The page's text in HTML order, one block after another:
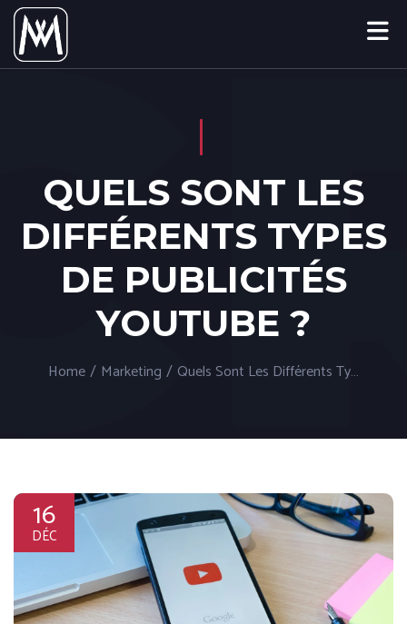
QUELS SONT LES
DIFFÉRENTS TYPES
DE PUBLICITÉS
YOUTUBE ?
Home/ Marketing / Quels Sont Les Différents Types De Publicités Youtube ?
16
DÉC